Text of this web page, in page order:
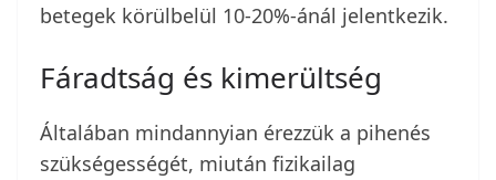
betegek körülbelül 10-20%-ánál jelentkezik.
Fáradtság és kimerültség
Általában mindannyian érezzük a pihenés
szükségességét, miután fizikailag